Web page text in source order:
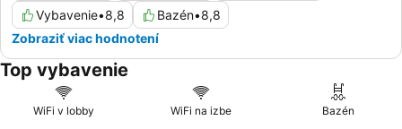
Vybavenie•8,8 Bazén•8,8
Zobraziť viac hodnotení
Top vybavenie
WiFi v lobby WiFi na izbe Bazén